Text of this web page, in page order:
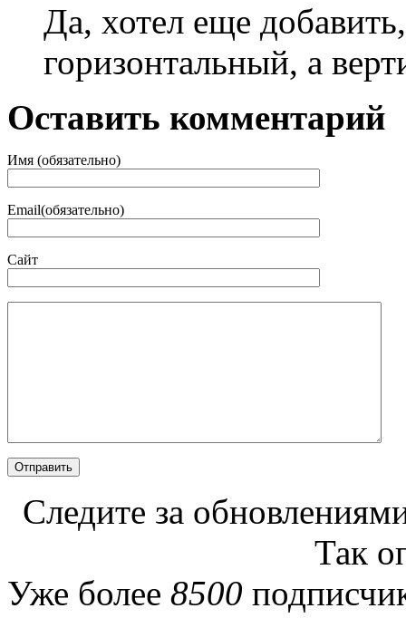
Да, хотел еще
горизонтальный, а
Оставить комментарий
Имя (обязательно)
Email(обязательно)
Сайт
Следите за
Так
Уже более 8500